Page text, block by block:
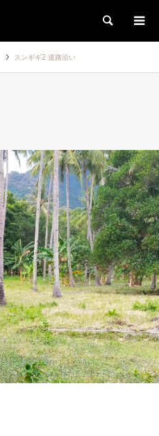
検索
スンギギ2 道路沿い